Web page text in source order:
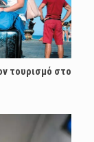
τουρισμό στο